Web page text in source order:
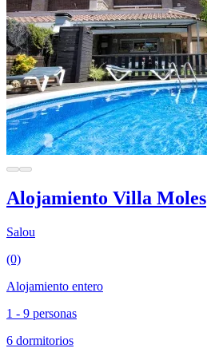
Alojamiento Villa Moles
Salou
(0)
Alojamiento entero
1 - 9 personas
6 dormitorios